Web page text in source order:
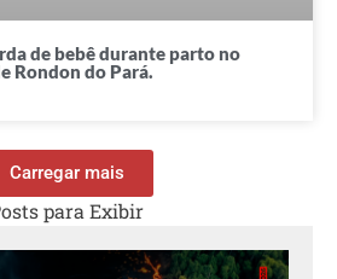
de bebê durante parto no
Rondon do Pará.
Carregar mais
para Exibir